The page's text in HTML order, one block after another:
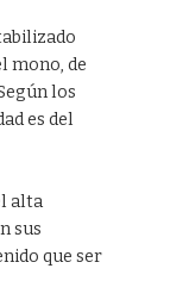
mono, de
los
es del
alta
sus
que ser